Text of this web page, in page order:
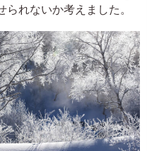
れないか考えました。